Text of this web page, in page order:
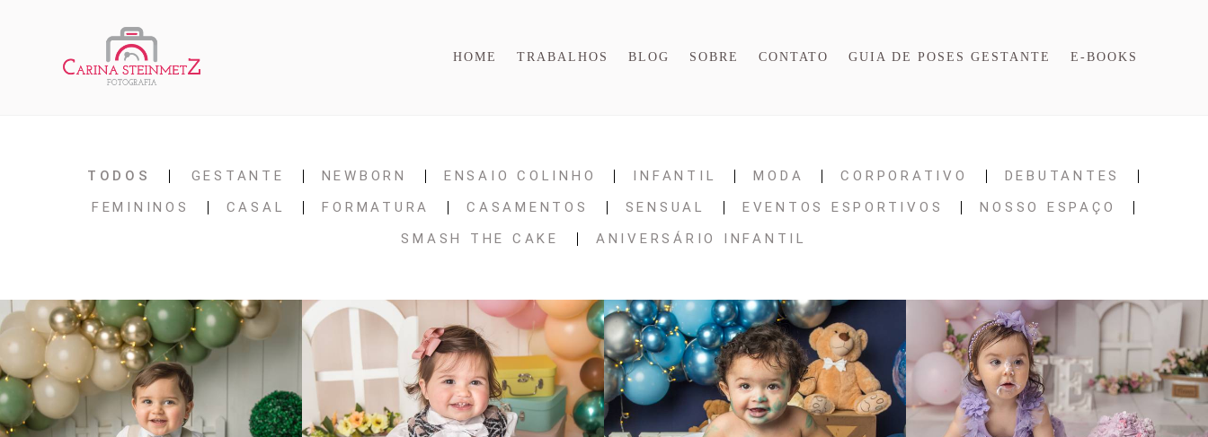
HOME TRABALHOS BLOG SOBRE CONTATO GUIA DE POSES GESTANTE E-BOOKS
TODOS GESTANTE NEWBORN ENSAIO COLINHO INFANTIL MODA CORPORATIVO
DEBUTANTES
FEMININOS
CASAL FORMATURA CASAMENTOS SENSUAL EVENTOS ESPORTIVOS
NOSSO ESPAÇO
SMASH THE CAKE
ANIVERSÁRIO INFANTIL